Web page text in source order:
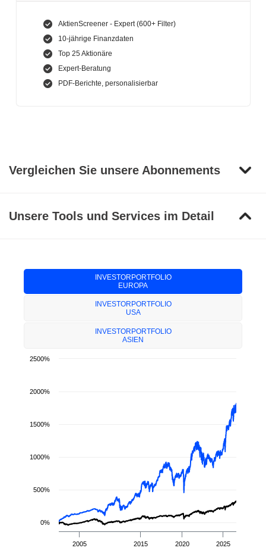
AktienScreener - Expert (600+ Filter)
10-jährige Finanzdaten
Top 25 Aktionäre
Expert-Beratung
PDF-Berichte, personalisierbar
Vergleichen Sie unsere Abonnements
Unsere Tools und Services im Detail
INVESTORPORTFOLIO
EUROPA
INVESTORPORTFOLIO
USA
INVESTORPORTFOLIO
ASIEN
2005 2015 2020 2025
0%
500%
1000%
1500%
2000%
2500%